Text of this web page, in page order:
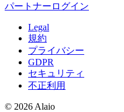
パートナーログイン
Legal
規約
プライバシー
GDPR
セキュリティ
不正利用
© 2026 Alaio